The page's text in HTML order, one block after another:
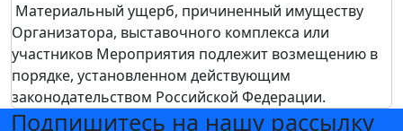
Материальный ущерб, причиненный имуществу
Организатора, выставочного комплекса или
участников Мероприятия подлежит возмещению в
порядке, установленном действующим
законодательством Российской Федерации.
Подпишитесь на нашу рассылку